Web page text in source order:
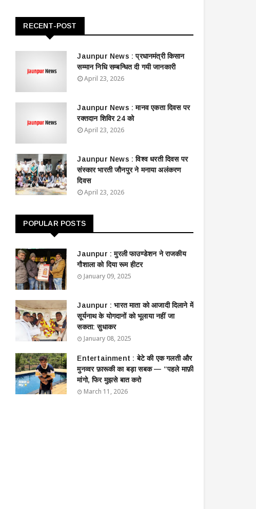
RECENT-POST
Jaunpur News : ​प्रधानमंत्री किसान
सम्मान निधि सम्बन्धित दी गयी जानकारी
April 23, 2026
Jaunpur News : ​मानव एकता दिवस पर
रक्तदान शिविर 24 को
April 23, 2026
Jaunpur News : विश्व धरती दिवस पर
संस्कार भारती जौनपुर ने मनाया अलंकरण
दिवस
April 23, 2026
POPULAR POSTS
Jaunpur : ​मुरली फाउण्डेशन ने राजकीय
गौशाला को दिया रूम हीटर
January 09, 2025
Jaunpur : ​भारत माता को आजादी दिलाने में
सूर्यनाथ के योगदानों को भूलाया नहीं जा
सकता: सुधाकर
January 08, 2025
Entertainment : बेटे की एक गलती और
मुनव्वर फ़ारूकी का बड़ा सबक — “पहले माफ़ी
मांगो, फिर मुझसे बात करो
March 11, 2026